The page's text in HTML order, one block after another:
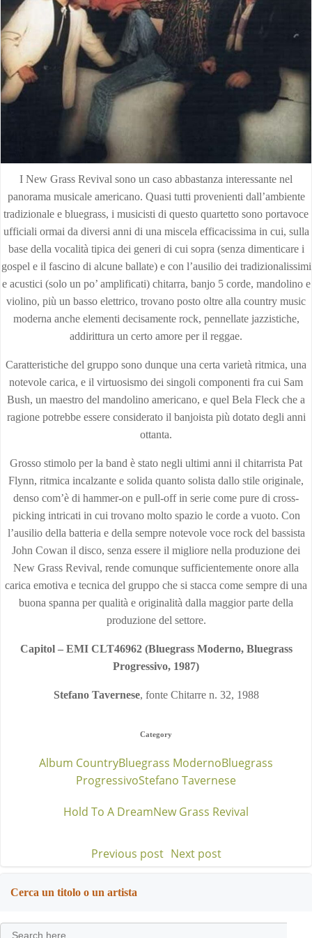
I New Grass Revival sono un caso abbastanza interessante nel
panorama musicale americano. Quasi tutti provenienti dall’ambiente
tradizionale e bluegrass, i musicisti di questo quartetto sono portavoce
ufficiali ormai da diversi anni di una miscela efficacissima in cui, sulla
base della vocalità tipica dei generi di cui sopra (senza dimenticare i
gospel e il fascino di alcune ballate) e con l’ausilio dei tradizionalissimi
e acustici (solo un po’ amplificati) chitarra, banjo 5 corde, mandolino e
violino, più un basso elettrico, trovano posto oltre alla country music
moderna anche elementi decisamente rock, pennellate jazzistiche,
addirittura un certo amore per il reggae.
Caratteristiche del gruppo sono dunque una certa varietà ritmica, una
notevole carica, e il virtuosismo dei singoli componenti fra cui Sam
Bush, un maestro del mandolino americano, e quel Bela Fleck che a
ragione potrebbe essere considerato il banjoista più dotato degli anni
ottanta.
Grosso stimolo per la band è stato negli ultimi anni il chitarrista Pat
Flynn, ritmica incalzante e solida quanto solista dallo stile originale,
denso com’è di hammer-on e pull-off in serie come pure di cross-
picking intricati in cui trovano molto spazio le corde a vuoto. Con
l’ausilio della batteria e della sempre notevole voce rock del bassista
John Cowan il disco, senza essere il migliore nella produzione dei
New Grass Revival, rende comunque sufficientemente onore alla
carica emotiva e tecnica del gruppo che si stacca come sempre di una
buona spanna per qualità e originalità dalla maggior parte della
produzione del settore.
Capitol – EMI CLT46962 (Bluegrass Moderno, Bluegrass
Progressivo, 1987)
Stefano Tavernese, fonte Chitarre n. 32, 1988
Category
Album CountryBluegrass ModernoBluegrass
ProgressivoStefano Tavernese
Hold To A DreamNew Grass Revival
Post
navigation
Previous post Post
Next post
Cerca un titolo o un artista
Search